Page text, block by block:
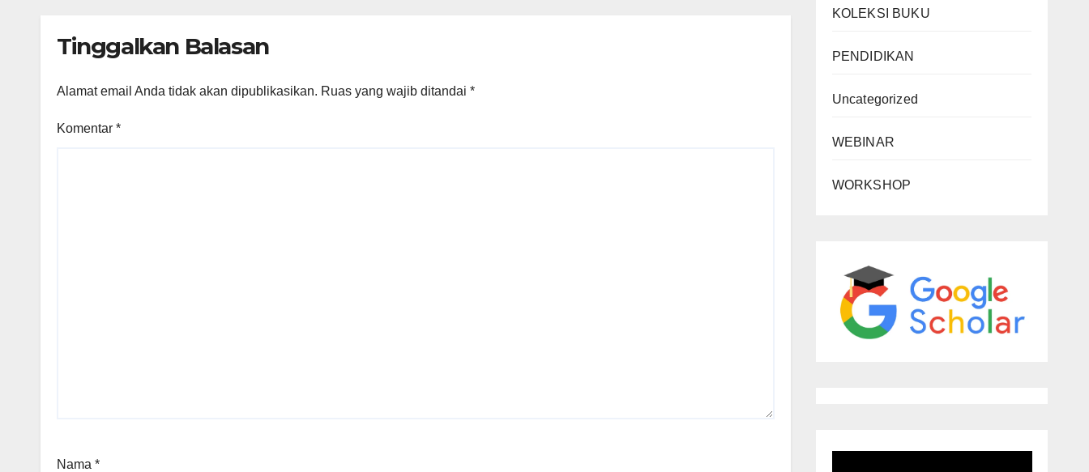
Tinggalkan Balasan
Alamat email Anda tidak akan dipublikasikan. Ruas yang wajib ditandai *
Komentar *
Nama *
KOLEKSI BUKU
PENDIDIKAN
Uncategorized
WEBINAR
WORKSHOP